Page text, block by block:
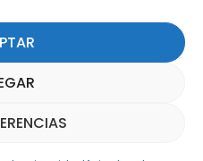
Newsletter
AQUÍ